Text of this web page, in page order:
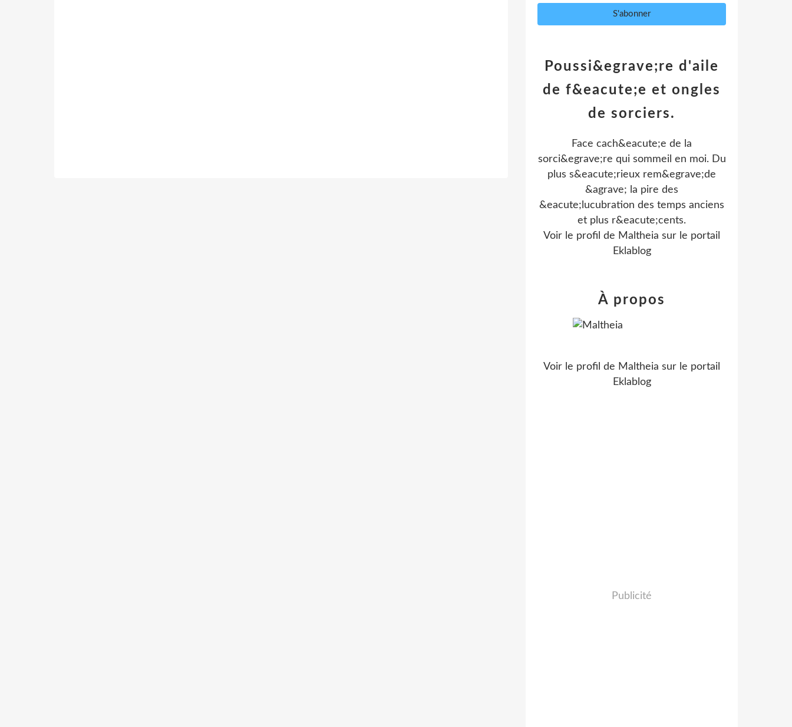
Poussi&egrave;re d'aile
de f&eacute;e et ongles
de sorciers.
Face cach&eacute;e de la
sorci&egrave;re qui sommeil en moi. Du
plus s&eacute;rieux rem&egrave;de
&agrave; la pire des
&eacute;lucubration des temps anciens
et plus r&eacute;cents.
Voir le profil de Maltheia sur le portail
Eklablog
À propos
Voir le profil de Maltheia sur le portail
Eklablog
Publicité